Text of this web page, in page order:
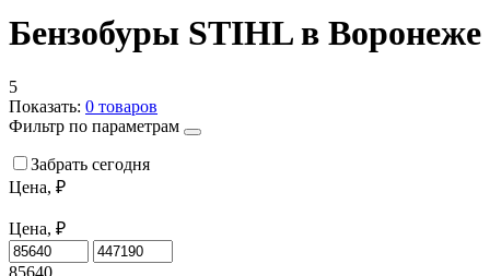
Бензобуры STIHL в Воронеже
5
Показать: 0 товаров
Фильтр по параметрам
Забрать сегодня
Цена, ₽
Цена, ₽
85640